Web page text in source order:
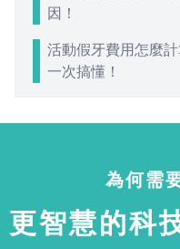
因！
活動假牙費用怎麼
一次搞懂！
為何需
更智慧的科